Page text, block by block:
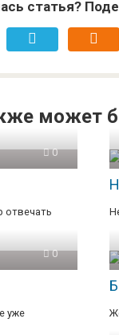
статья?
может
0
отвечать
0
уже